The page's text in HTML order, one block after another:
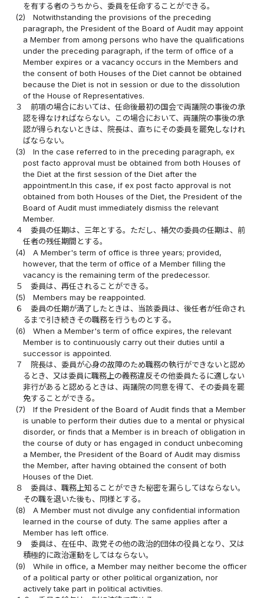
を有する者のうちから、委員を任命することができる。
(2)
Notwithstanding the provisions of the preceding
paragraph, the President of the Board of Audit may appoint
a Member from among persons who have the qualifications
under the preceding paragraph, if the term of office of a
Member expires or a vacancy occurs in the Members and
the consent of both Houses of the Diet cannot be obtained
because the Diet is not in session or due to the dissolution
of the House of Representatives.
３
前項の場合においては、任命後最初の国会で両議院の事後の承
認を得なければならない。この場合において、両議院の事後の承
認が得られないときは、院長は、直ちにその委員を罷免しなけれ
ばならない。
(3)
In the case referred to in the preceding paragraph, ex
post facto approval must be obtained from both Houses of
the Diet at the first session of the Diet after the
appointment.In this case, if ex post facto approval is not
obtained from both Houses of the Diet, the President of the
Board of Audit must immediately dismiss the relevant
Member.
４
委員の任期は、三年とする。ただし、補欠の委員の任期は、前
任者の残任期間とする。
(4)
A Member's term of office is three years; provided,
however, that the term of office of a Member filling the
vacancy is the remaining term of the predecessor.
５
委員は、再任されることができる。
(5)
Members may be reappointed.
６
委員の任期が満了したときは、当該委員は、後任者が任命され
るまで引き続きその職務を行うものとする。
(6)
When a Member's term of office expires, the relevant
Member is to continuously carry out their duties until a
successor is appointed.
７
院長は、委員が心身の故障のため職務の執行ができないと認め
るとき、又は委員に職務上の義務違反その他委員たるに適しない
非行があると認めるときは、両議院の同意を得て、その委員を罷
免することができる。
(7)
If the President of the Board of Audit finds that a Member
is unable to perform their duties due to a mental or physical
disorder, or finds that a Member is in breach of obligation in
the course of duty or has engaged in conduct unbecoming
a Member, the President of the Board of Audit may dismiss
the Member, after having obtained the consent of both
Houses of the Diet.
８
委員は、職務上知ることができた秘密を漏らしてはならない。
その職を退いた後も、同様とする。
(8)
A Member must not divulge any confidential information
learned in the course of duty. The same applies after a
Member has left office.
９
委員は、在任中、政党その他の政治的団体の役員となり、又は
積極的に政治運動をしてはならない。
(9)
While in office, a Member may neither become the officer
of a political party or other political organization, nor
actively take part in political activities.